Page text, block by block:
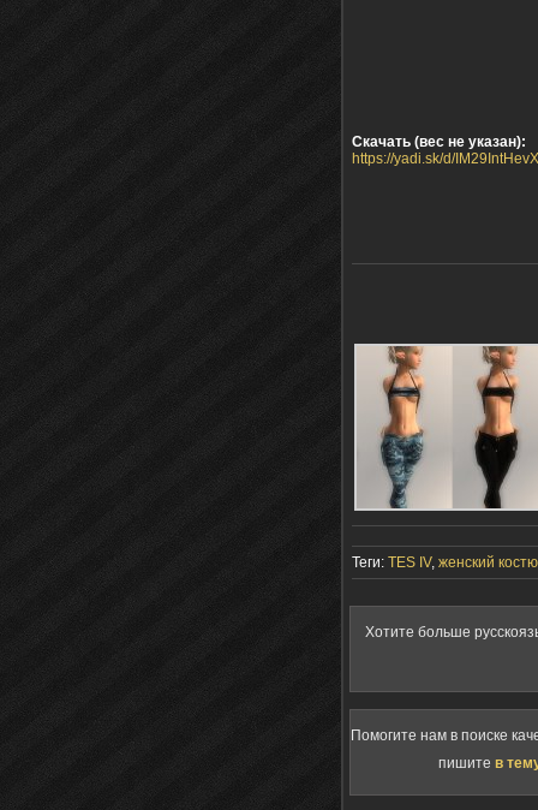
Скачать (вес не указан):
https://yadi.sk/d/
Теги: TES IV, женский
Хотите больше
Помогите нам в поиске
пишите в